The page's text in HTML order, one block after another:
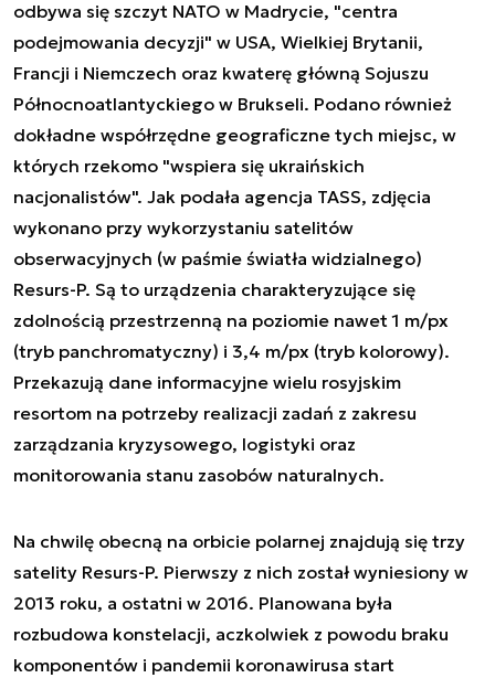
odbywa się szczyt NATO w Madrycie, "centra
podejmowania decyzji" w USA, Wielkiej Brytanii,
Francji i Niemczech oraz kwaterę główną Sojuszu
Północnoatlantyckiego w Brukseli. Podano również
dokładne współrzędne geograficzne tych miejsc, w
których rzekomo "wspiera się ukraińskich
nacjonalistów". Jak podała agencja TASS, zdjęcia
wykonano przy wykorzystaniu satelitów
obserwacyjnych (w paśmie światła widzialnego)
Resurs-P. Są to urządzenia charakteryzujące się
zdolnością przestrzenną na poziomie nawet 1 m/px
(tryb panchromatyczny) i 3,4 m/px (tryb kolorowy).
Przekazują dane informacyjne wielu rosyjskim
resortom na potrzeby realizacji zadań z zakresu
zarządzania kryzysowego, logistyki oraz
monitorowania stanu zasobów naturalnych.
Na chwilę obecną na orbicie polarnej znajdują się trzy
satelity Resurs-P. Pierwszy z nich został wyniesiony w
2013 roku, a ostatni w 2016. Planowana była
rozbudowa konstelacji, aczkolwiek z powodu braku
komponentów i pandemii koronawirusa start